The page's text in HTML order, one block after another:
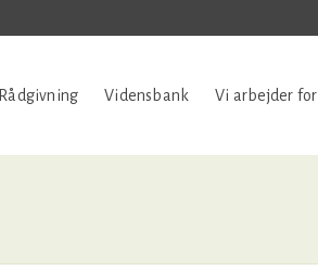
Rådgivning Vidensbank Vi arbejder for